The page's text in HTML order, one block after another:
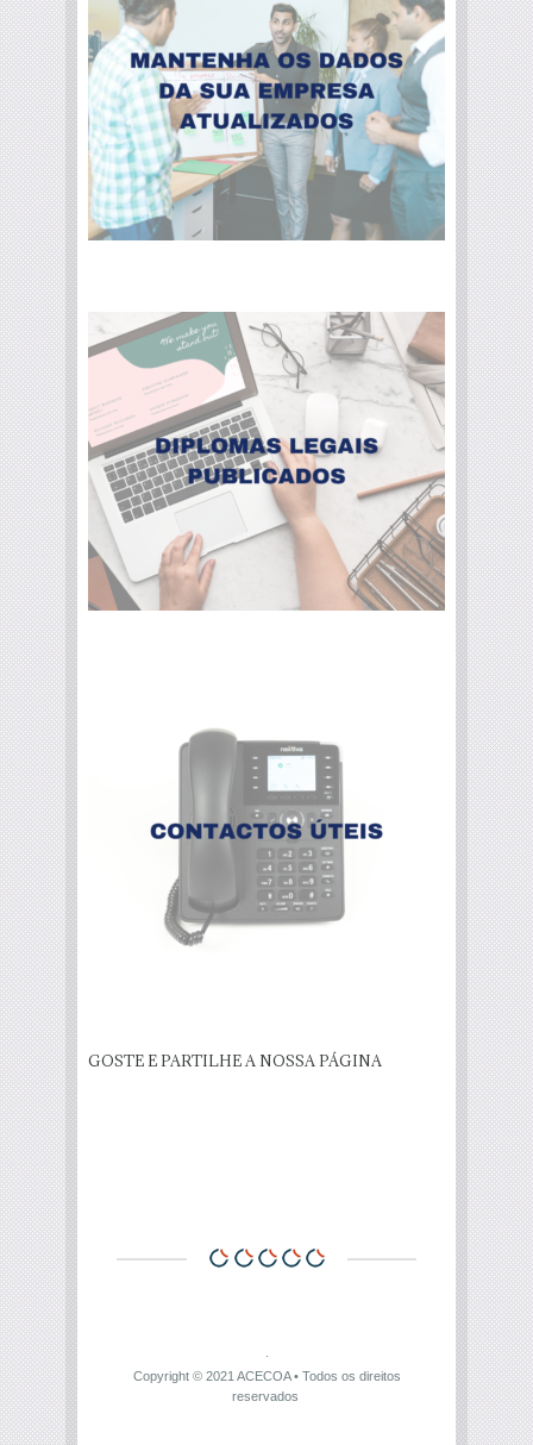
GOSTE E PARTILHE A NOSSA PÁGINA
Copyright © 2021 ACECOA• Todos os direitos
reservados